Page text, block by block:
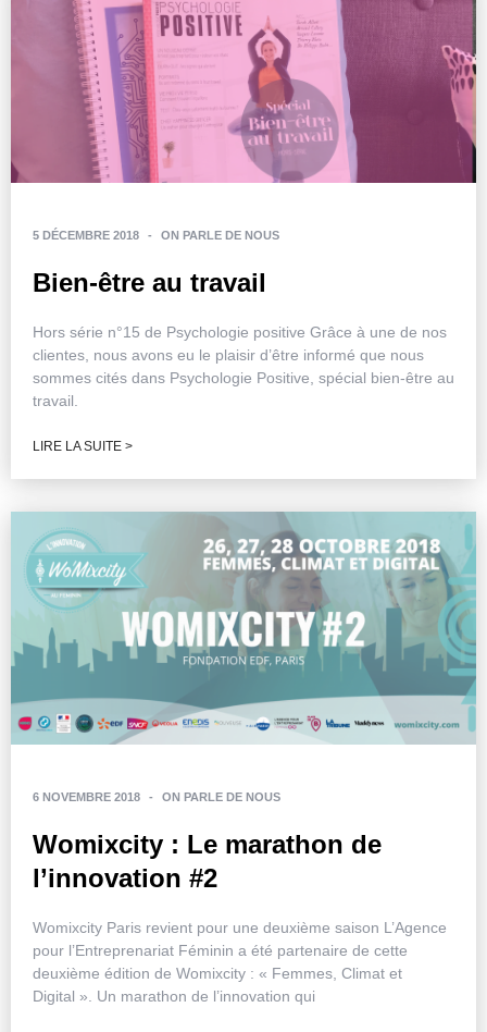
5 DÉCEMBRE 2018 - ON PARLE DE NOUS
Bien-être au travail
Hors série n°15 de Psychologie positive Grâce à une de nos
clientes, nous avons eu le plaisir d’être informé que nous
sommes cités dans Psychologie Positive, spécial bien-être au
travail.
LIRE LA SUITE >
6 NOVEMBRE 2018 - ON PARLE DE NOUS
Womixcity : Le marathon de
l’innovation #2
Womixcity Paris revient pour une deuxième saison L’Agence
pour l’Entreprenariat Féminin a été partenaire de cette
deuxième édition de Womixcity : « Femmes, Climat et
Digital ». Un marathon de l’innovation qui